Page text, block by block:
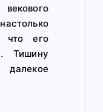
что его
Тишину